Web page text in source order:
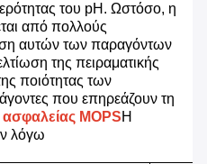
του pH. Ωστόσο, η
από πολλούς
αυτών των παραγόντων
της πειραματικής
ποιότητας των
που επηρεάζουν τη
MOPSΗ
λόγω